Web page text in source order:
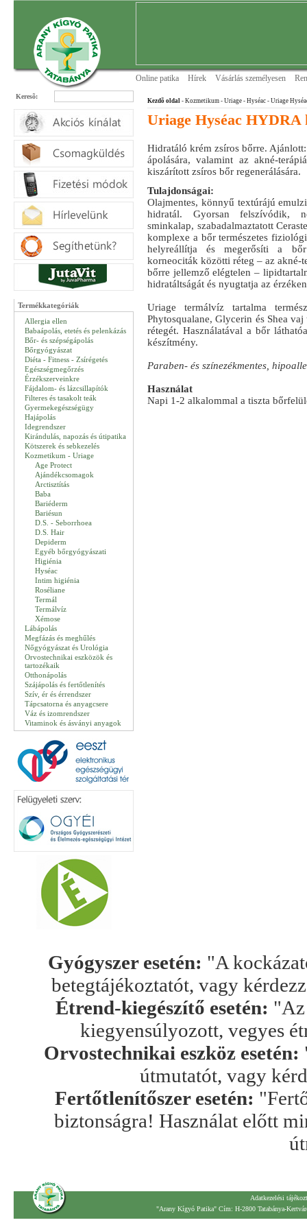
Online patika Hírek Vásárlás személyesen
Keresõ:
Termékkategóriák
Allergia ellen
Babaápolás, etetés és pelenkázás
Bőr- és szépségápolás
Bőrgyógyászat
Diéta - Fitness - Zsírégetés
Egészségmegőrzés
Érzékszerveinkre
Fájdalom- és lázcsillapítók
Filteres és tasakolt teák
Gyermekegészségügy
Hajápolás
Idegrendszer
Kirándulás, napozás és útipatika
Kötszerek és sebkezelés
Kozmetikum - Uriage
Age Protect
Ajándékcsomagok
Arctisztítás
Baba
Bariéderm
Bariésun
D.S. - Seborrhoea
D.S. Hair
Depiderm
Egyéb bőrgyógyászati
Higiénia
Hyséac
Intim higiénia
Roséliane
Termál
Termálvíz
Xémose
Lábápolás
Megfázás és meghűlés
Nőgyógyászat és Urológia
Orvostechnikai eszközök és
tartozékaik
Otthonápolás
Szájápolás és fertőtlenítés
Szív, ér és érrendszer
Tápcsatorna és anyagcsere
Váz és izomrendszer
Vitaminok és ásványi anyagok
Kezdõ oldal - Kozmetikum - Uriage - Hyséac - Uriage
Uriage Hyséac
Hidratáló krém zsíros bőrre.
ápolására, valamint az akné-
kiszárított zsíros bőr regenerálására.
Tulajdonságai:
Olajmentes, könnyű textúrájú
hidratál. Gyorsan felszívódik,
sminkalap, szabadalmaztatott
komplexe a bőr természetes
helyreállítja és megerősíti a
korneociták közötti réteg – az akné-
bőrre jellemző elégtelen –
hidratáltságát és nyugtatja az
Uriage termálvíz tartalma
Phytosqualane, Glycerin és Shea
rétegét. Használatával a bőr
készítmény.
Paraben- és színezékmentes,
Használat
Napi 1-2 alkalommal a tiszta
Gyógyszer esetén: "A
betegtájékoztatót, vagy
Étrend-kiegészítő esetén: "Az
kiegyensúlyozott, vegyes
Orvostechnikai eszköz esetén:
útmutatót, vagy
Fertőtlenítőszer esetén:
biztonságra! Használat előtt
Adatkezelési
"Arany Kígyó Patika" Cím: H-2800 Tatabánya-